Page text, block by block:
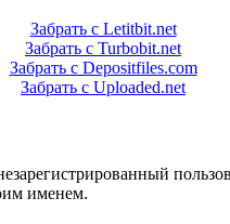
Забрать с Letitbit.net
Забрать с Turbobit.net
Забрать с Depositfiles.com
Забрать с Uploaded.net
именем.